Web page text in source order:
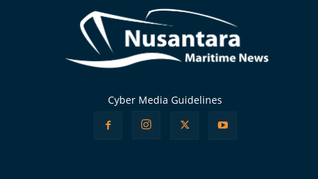
Cyber Media Guidelines